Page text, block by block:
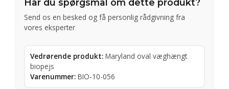
Send os en besked og få personlig rådgivning fra
vores eksperter
Vedrørende produkt: Maryland oval væghængt
biopejs
Varenummer: BIO-10-056